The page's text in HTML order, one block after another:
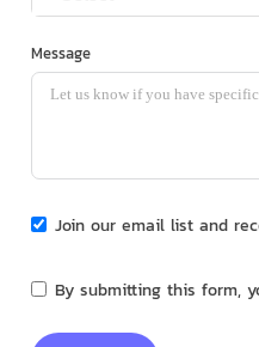
Message
Join our email list and
By submitting this form,